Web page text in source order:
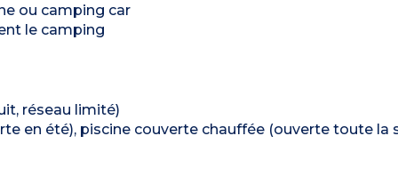
ou camping car
le camping
réseau limité)
en été), piscine couverte chauffée (ouverte toute la